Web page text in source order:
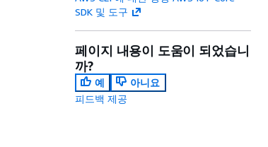
SDK 및 도구
페이지 내용이 도움이 되었습니
까?
예
아니요
피드백 제공